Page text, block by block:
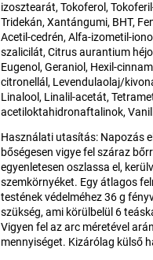
izosztearát, Tokoferol,
Tridekán, Xantángumi, BHT,
Acetil-cedrén, Alfa-izometil-
szalicilát, Citrus aurantium
Eugenol, Geraniol, Hexil-
citronellál, Levendulaolaj/
Linalool, Linalil-acetát,
acetiloktahidronaftalinok,
Használati utasítás: Napozás
bőségesen vigye fel száraz
egyenletesen oszlassa el,
szemkörnyéket. Egy átlagos
testének védelméhez 36 g
szükség, ami körülbelül 6
Vigyen fel az arc méretével
mennyiséget. Kizárólag külső